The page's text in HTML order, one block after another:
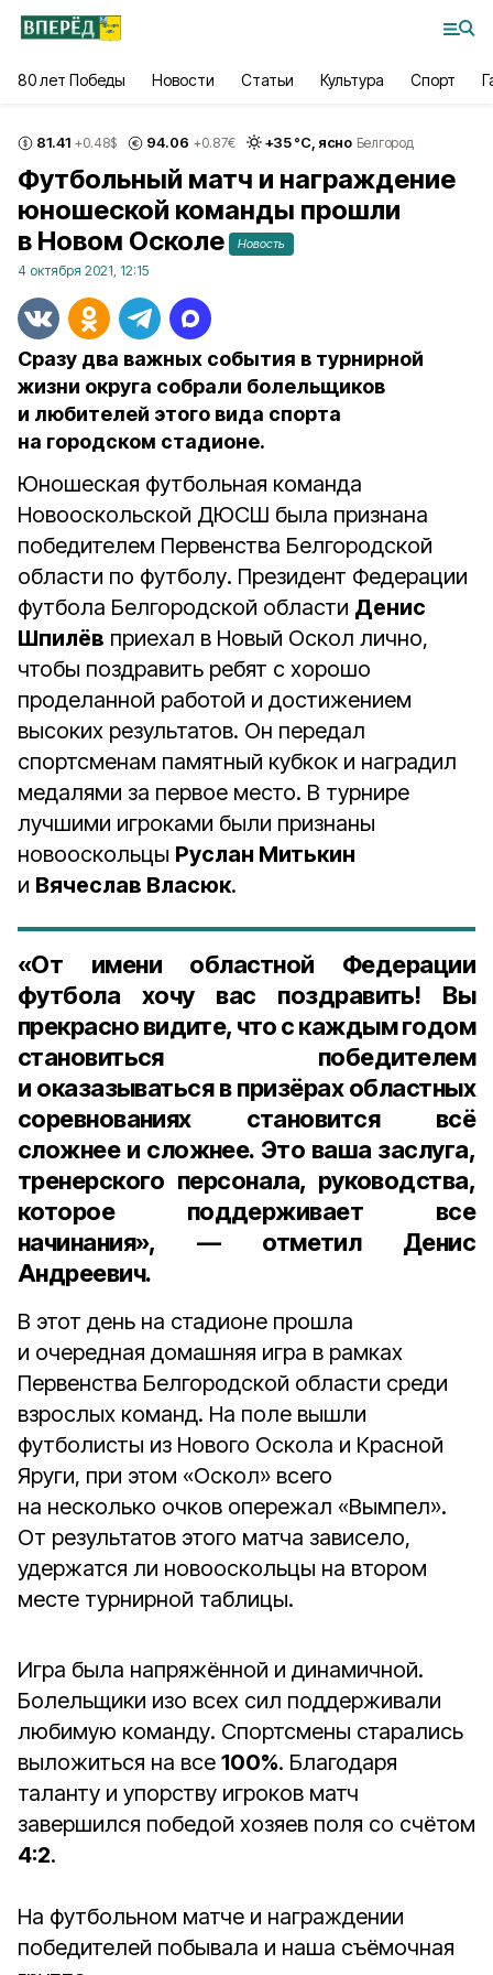
80 лет Победы Новости Статьи Культура Спорт
81.41 +0.48$ 94.06 +0.87€ +35°С, ясно Белгород
Футбольный матч и награждение
юношеской команды прошли
в Новом Осколе
Новость
4 октября 2021, 12:15
Сразу два важных события в турнирной
жизни округа собрали болельщиков
и любителей этого вида спорта
на городском стадионе.
Юношеская футбольная команда
Новооскольской ДЮСШ была признана
победителем Первенства Белгородской
области по футболу. Президент Федерации
футбола Белгородской области Денис
Шпилёв приехал в Новый Оскол лично,
чтобы поздравить ребят с хорошо
проделанной работой и достижением
высоких результатов. Он передал
спортсменам памятный кубкок и наградил
медалями за первое место. В турнире
лучшими игроками были признаны
новооскольцы Руслан Митькин
и Вячеслав Власюк.
«От имени областной Федерации
футбола хочу вас поздравить! Вы
прекрасно видите, что с каждым годом
становиться победителем
и оказазываться в призёрах областных
соревнованиях становится всё
сложнее и сложнее. Это ваша заслуга,
тренерского персонала, руководства,
которое поддерживает все
начинания», — отметил Денис
Андреевич.
В этот день на стадионе прошла
и очередная домашняя игра в рамках
Первенства Белгородской области среди
взрослых команд. На поле вышли
футболисты из Нового Оскола и Красной
Яруги, при этом «Оскол» всего
на несколько очков опережал «Вымпел».
От результатов этого матча зависело,
удержатся ли новооскольцы на втором
месте турнирной таблицы.
Игра была напряжённой и динамичной.
Болельщики изо всех сил поддерживали
любимую команду. Спортсмены старались
выложиться на все 100%. Благодаря
таланту и упорству игроков матч
завершился победой хозяев поля со счётом
4:2.
На футбольном матче и награждении
победителей побывала и наша съёмочная